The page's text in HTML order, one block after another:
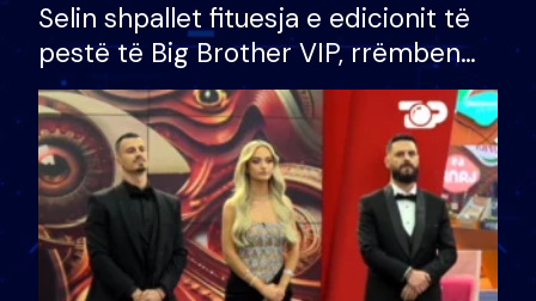
Selin shpallet fituesja e edicionit të
pestë të Big Brother VIP, rrëmben
çmimin e madh prej 100 mijë eurosh